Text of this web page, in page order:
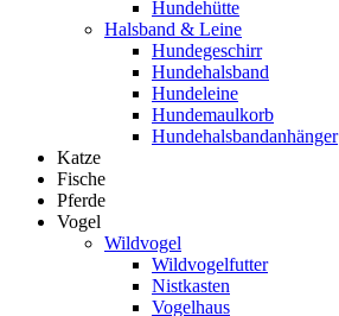
Hundehütte
Halsband & Leine
Hundegeschirr
Hundehalsband
Hundeleine
Hundemaulkorb
Hundehalsbandanhänger
Katze
Fische
Pferde
Vogel
Wildvogel
Wildvogelfutter
Nistkasten
Vogelhaus